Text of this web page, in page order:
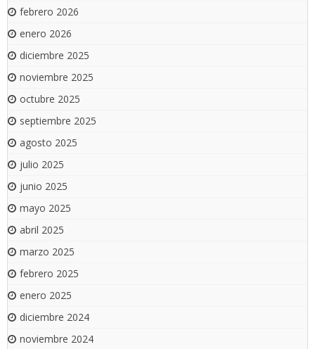
febrero 2026
enero 2026
diciembre 2025
noviembre 2025
octubre 2025
septiembre 2025
agosto 2025
julio 2025
junio 2025
mayo 2025
abril 2025
marzo 2025
febrero 2025
enero 2025
diciembre 2024
noviembre 2024